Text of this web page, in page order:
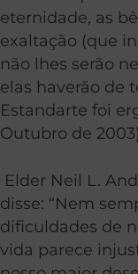
eternidade, as
exaltação (que
não lhes serão
elas haverão de
Estandarte foi
Outubro de 2003)
Elder Neil L.
disse: “Nem
dificuldades de
vida parece